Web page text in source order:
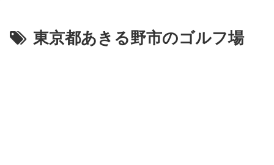
東京都あきる野市のゴルフ場